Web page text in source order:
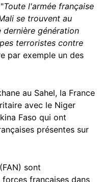
Toute l'armée française
se trouvent au
dernière génération
terroristes contre
par exemple un des
au Sahel, la France
avec le Niger
Faso qui ont
présentes sur
sont
françaises dans